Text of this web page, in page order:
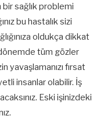
sağlık problemi
bu hastalık sizi
oldukça dikkat
tüm gözler
yavaşlamanızı fırsat
insanlar olabilir. İş
Eski işinizdeki